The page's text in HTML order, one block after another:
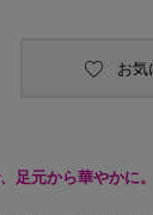
お気
足元から華やかに。